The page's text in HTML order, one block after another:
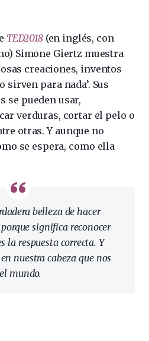
TED2018(en inglés, con
Simone Giertz muestra
creaciones, inventos
sirven para nada’. Sus
se pueden usar,
verduras, cortar el pelo o
otras. Y aunque no
se espera, como ella
belleza de hacer
significa reconocer
la respuesta correcta. Y
nuestra cabeza que nos
mundo.